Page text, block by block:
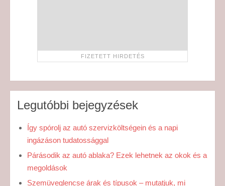
Legutóbbi bejegyzések
Így spórolj az autó szervizköltségein és a napi
ingázáson tudatossággal
Párásodik az autó ablaka? Ezek lehetnek az okok és a
megoldások
Szemüveglencse árak és típusok – mutatjuk, mi